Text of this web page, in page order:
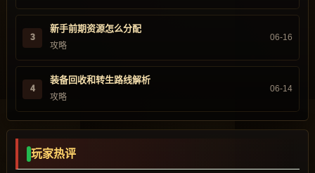
3
新手前期资源怎么分配
攻略
06-16
4
装备回收和转生路线解析
攻略
06-14
玩家热评